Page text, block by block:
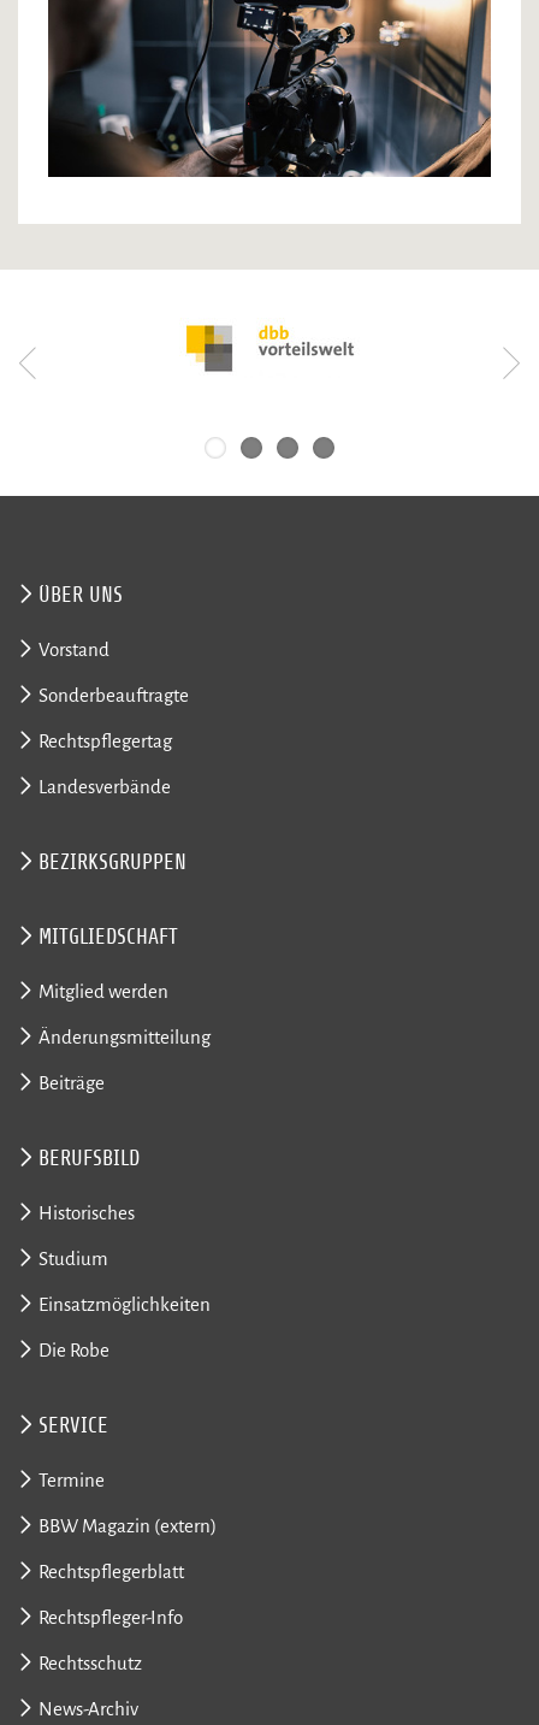
ÜBER UNS
Vorstand
Sonderbeauftragte
Rechtspflegertag
Landesverbände
BEZIRKSGRUPPEN
MITGLIEDSCHAFT
Mitglied werden
Änderungsmitteilung
Beiträge
BERUFSBILD
Historisches
Studium
Einsatzmöglichkeiten
Die Robe
SERVICE
Termine
BBW Magazin (extern)
Rechtspflegerblatt
Rechtspfleger-Info
Rechtsschutz
News-Archiv